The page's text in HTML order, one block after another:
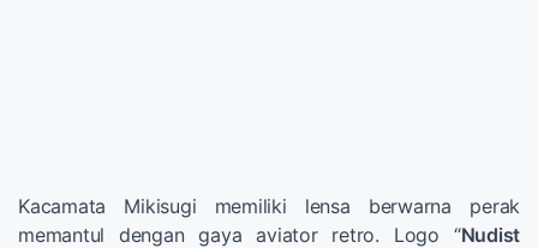
Kacamata Mikisugi memiliki lensa berwarna perak
memantul dengan gaya aviator retro. Logo “Nudist